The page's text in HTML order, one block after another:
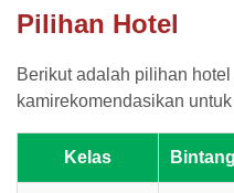
Pilihan Hotel
Berikut adalah pilihan
kamirekomendasikan
Kelas Bintang